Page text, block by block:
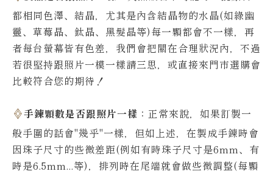
都相同色澤、結晶，尤其是內含結晶物的水晶(如綠幽
靈、草莓晶、鈦晶、黑髮晶等)每一顆都會不一樣，再
者每台螢幕皆有色差，我們會把關在合理狀況內，不過
若很堅持跟照片一模一樣請三思，或直接來門市選購會
比較符合您的期待！
手鍊顆數是否跟照片一樣 ：正常來說，如果訂製一
般手圍的話會"幾乎"一樣，但如上述，在製成手鍊時會
因珠子尺寸的些微差距(例如有時珠子尺寸是6mm、有
時是6.5mm...等)，排列時在尾端就會做些微調整(每顆